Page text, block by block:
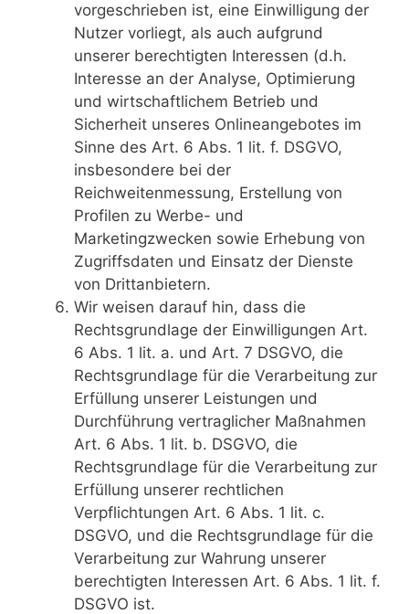
vorgeschrieben ist, eine Einwilligung der
Nutzer vorliegt, als auch aufgrund
unserer berechtigten Interessen (d.h.
Interesse an der Analyse, Optimierung
und wirtschaftlichem Betrieb und
Sicherheit unseres Onlineangebotes im
Sinne des Art. 6 Abs. 1 lit. f. DSGVO,
insbesondere bei der
Reichweitenmessung, Erstellung von
Profilen zu Werbe- und
Marketingzwecken sowie Erhebung von
Zugriffsdaten und Einsatz der Dienste
von Drittanbietern.
Wir weisen darauf hin, dass die
Rechtsgrundlage der Einwilligungen Art.
6 Abs. 1 lit. a. und Art. 7 DSGVO, die
Rechtsgrundlage für die Verarbeitung zur
Erfüllung unserer Leistungen und
Durchführung vertraglicher Maßnahmen
Art. 6 Abs. 1 lit. b. DSGVO, die
Rechtsgrundlage für die Verarbeitung zur
Erfüllung unserer rechtlichen
Verpflichtungen Art. 6 Abs. 1 lit. c.
DSGVO, und die Rechtsgrundlage für die
Verarbeitung zur Wahrung unserer
berechtigten Interessen Art. 6 Abs. 1 lit. f.
DSGVO ist.